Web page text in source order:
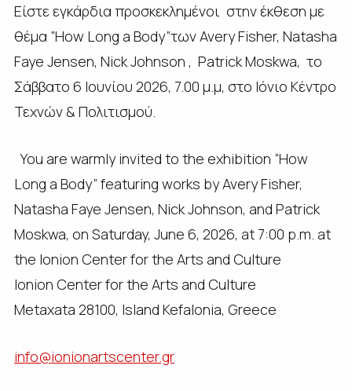
Είστε εγκάρδια προσκεκλημένοι στην έκθεση με
θέμα ”Ηow Long a Body”των Avery Fisher, Natasha
Faye Jensen, Nick Johnson , Patrick Moskwa, το
Σάββατο 6 Ιουνίου 2026, 7.00 μ.μ, στο Ιόνιο Κέντρο
Τεχνών & Πολιτισμού.
You are warmly invited to the exhibition “How
Long a Body” featuring works by Avery Fisher,
Natasha Faye Jensen, Nick Johnson, and Patrick
Moskwa, on Saturday, June 6, 2026, at 7:00 p.m. at
the Ionion Center for the Arts and Culture
Ionion Center for the Arts and Culture
Metaxata 28100, Island Kefalonia, Greece
info@ionionartscenter.gr